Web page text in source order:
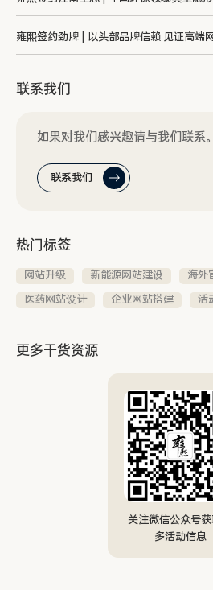
雍熙签约劲牌 | 以头部品牌信赖 见证高端
联系我们
如果对我们感兴趣请与我们联系。
联系我们
热门标签
网站升级 新能源网站建设
海外
医药网站设计
企业网站搭建 活
更多干货资源
关注微信公众号
多活动信息